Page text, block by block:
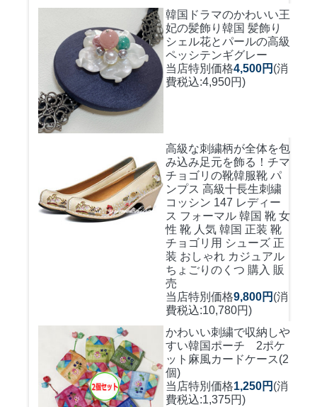
韓国ドラマのかわいい王
妃の髪飾り 韓国 髪飾り
シェル花とパールの高級
ペッシテンギグレー
当店特別価格4,500円 (消
費税込:4,950円)
高級な刺繍柄が全体を包
み込み足元を飾る！ チマ
チョゴリの靴韓服靴 パ
ンプス 高級十長生刺繍
コッシン 147 レディー
ス フォーマル 韓国 靴 女
性 靴 人気 韓国 正装 靴
チョゴリ用 シューズ 正
装 おしゃれ カジュアル
ちょごりのくつ 購入 販
売
当店特別価格9,800円 (消
費税込:10,780円)
かわいい刺繍で収納しや
すい韓国ポーチ 2ポケ
ット麻風カードケース(2
個)
当店特別価格1,250円 (消
費税込:1,375円)